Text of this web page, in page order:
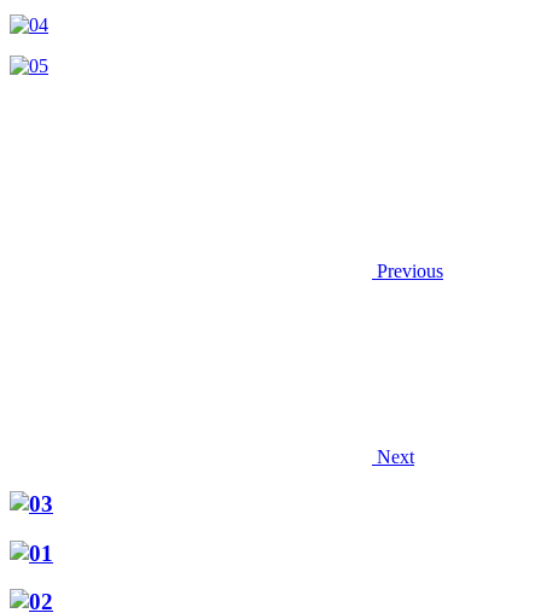
Previous
Next